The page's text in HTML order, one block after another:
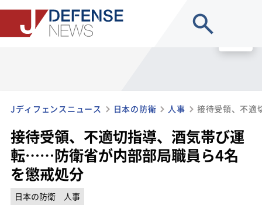
Jディフェンスニュース 日本の防衛 人事
接待受領、不適切指導、酒気帯び運
転……防衛省が内部部局職員ら4名
を懲戒処分
日本の防衛
人事